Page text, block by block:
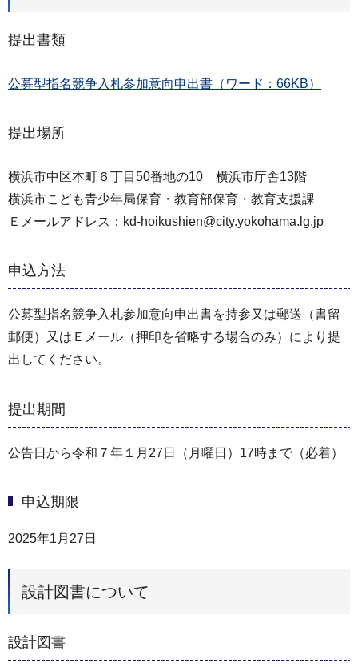
提出書類
公募型指名競争入札参加意向申出書（ワード：66KB）
提出場所
横浜市中区本町６丁目50番地の10 横浜市庁舎13階
横浜市こども青少年局保育・教育部保育・教育支援課
Ｅメールアドレス：kd-hoikushien@city.yokohama.lg.jp
申込方法
公募型指名競争⼊札参加意向申出書を持参⼜は郵送（書留
郵便）又はＥメール（押印を省略する場合のみ）により提
出してください。
提出期間
公告日から令和７年１月27日（月曜日）17時まで（必着）
申込期限
2025年1月27日
設計図書について
設計図書